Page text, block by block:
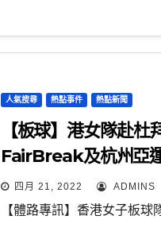
人氣搜尋 熱點事件 熱點新聞
【板球】港女隊赴杜
FairBreak及杭州亞
四月 21, 2022 ADMINS
【體路專訊】香港女子板